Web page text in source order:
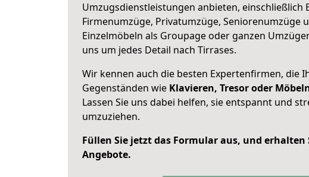
Umzugsdienstleistungen anbieten, einschließlich
Firmenumzüge, Privatumzüge, Seniorenumzüge
Einzelmöbeln als Groupage oder ganzen
uns um jedes Detail nach Tirrases.
Wir kennen auch die besten Expertenfirmen, die
Gegenständen wie Klavieren, Tresor oder
Lassen Sie uns dabei helfen, sie entspannt und
umzuziehen.
Füllen Sie jetzt das Formular aus, und erhalten
Angebote.